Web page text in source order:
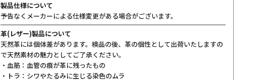
製品仕様について
予告なくメーカーによる仕様変更がある場合がございます。
革(レザー)製品について
天然革には個体差があります。検品の後、革の個性として出荷いたしますの
で天然素材の魅力としてご了承ください。
・血筋：血管の痕が革に残ったもの
・トラ：シワやたるみに生じる染色のムラ